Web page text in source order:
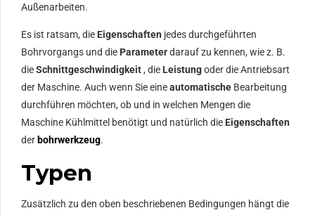
Außenarbeiten.
Es ist ratsam, die Eigenschaften jedes durchgeführten
Bohrvorgangs und die Parameterdarauf zu kennen, wie z. B.
dieSchnittgeschwindigkeit, die Leistungoder die Antriebsart
der Maschine. Auch wenn Sie eineautomatische Bearbeitung
durchführen möchten, ob und in welchen Mengen die
Maschine Kühlmittel benötigt und natürlich die Eigenschaften
derbohrwerkzeug.
Typen
Zusätzlich zu den oben beschriebenen Bedingungen hängt die